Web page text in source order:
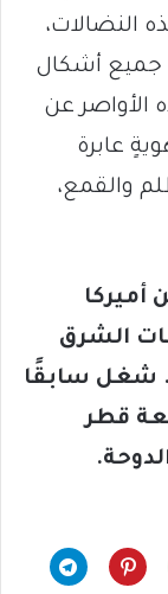
النضالات،
جميع أشكال
الأواصر عن
عابرة
والقمع،
أميركا
الشرق
شغل سابقًا
قطر